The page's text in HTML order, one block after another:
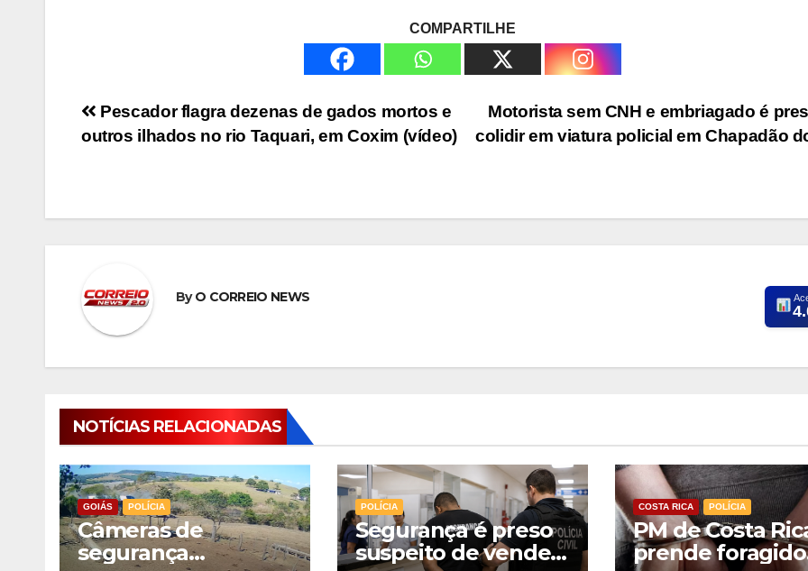
COMPARTILHE
Navegação
Motorista sem CNH e embriagado é
colidir em viatura policial em Chapadão
Pescador flagra dezenas de gados mortos e
outros ilhados no rio Taquari, em Coxim (vídeo)
ByO CORREIO NEWS
NOTÍCIAS RELACIONADAS
GOIÁS POLÍCIA
Câmeras de
segurança
POLÍCIA
Segurança é preso
suspeito de vender
COSTA RICA POLÍCIA
PM de Costa
prende foragido